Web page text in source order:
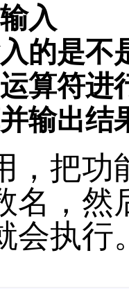
入
的是不
算符进
输出结
，把功
名，然
会执行